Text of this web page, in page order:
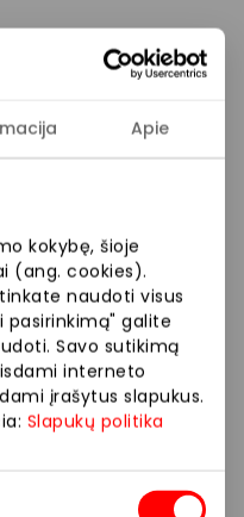
Apie
kokybę, šioje
(ang. cookies).
naudoti visus
pasirinkimą" galite
Savo sutikimą
interneto
įrašytus slapukus.
Slapukų politika
nuolaidas, jų
aktualią
tarp mūsų
ir faktinės
paslaugų teikimo
tuo, kas nurodyta
paslaugų teikimo